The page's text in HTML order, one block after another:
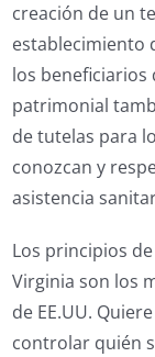
creación de un
establecimiento
los beneficiarios
patrimonial
de tutelas para
conozcan y
asistencia
Los principios
Virginia son los
de EE.UU.
controlar quién